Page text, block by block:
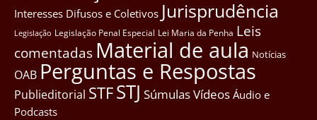
Interesses Difusos e Coletivos Jurisprudência
Legislação Legislação Penal Especial Lei Maria da Penha Leis
comentadas Material de aula Notícias
OAB Perguntas e Respostas
Publieditorial STFSTJ SúmulasVídeos Áudio e
Podcasts